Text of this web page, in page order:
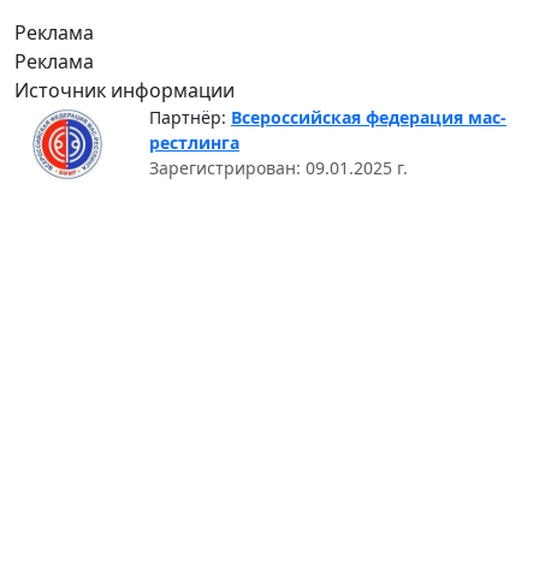
Реклама
Реклама
Источник информации
Партнёр: Всероссийская федерация мас-
рестлинга
Зарегистрирован: 09.01.2025 г.